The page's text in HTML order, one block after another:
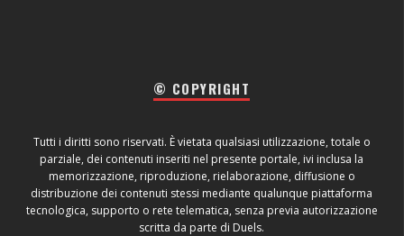
© COPYRIGHT
Tutti i diritti sono riservati. È vietata qualsiasi utilizzazione, totale o
parziale, dei contenuti inseriti nel presente portale, ivi inclusa la
memorizzazione, riproduzione, rielaborazione, diffusione o
distribuzione dei contenuti stessi mediante qualunque piattaforma
tecnologica, supporto o rete telematica, senza previa autorizzazione
scritta da parte di Duels.